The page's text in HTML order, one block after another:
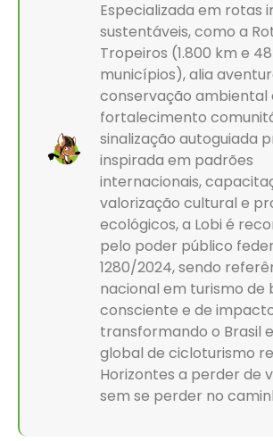
Especializada em rotas
sustentáveis, como a
Tropeiros (1.800 km e 48
municípios), alia
conservação ambiental
fortalecimento
sinalização autoguiada
inspirada em padrões
internacionais,
valorização cultural e
ecológicos, a Lobi é
pelo poder público
1280/2024, sendo
nacional em turismo de
consciente e de
transformando o Brasil
global de cicloturismo
Horizontes a perder de
sem se perder no